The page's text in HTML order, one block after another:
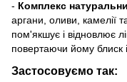
- Комплекс
аргани, оливи, камелії
пом'якшує і відновлює
повертаючи йому блиск
Застосовуємо так: